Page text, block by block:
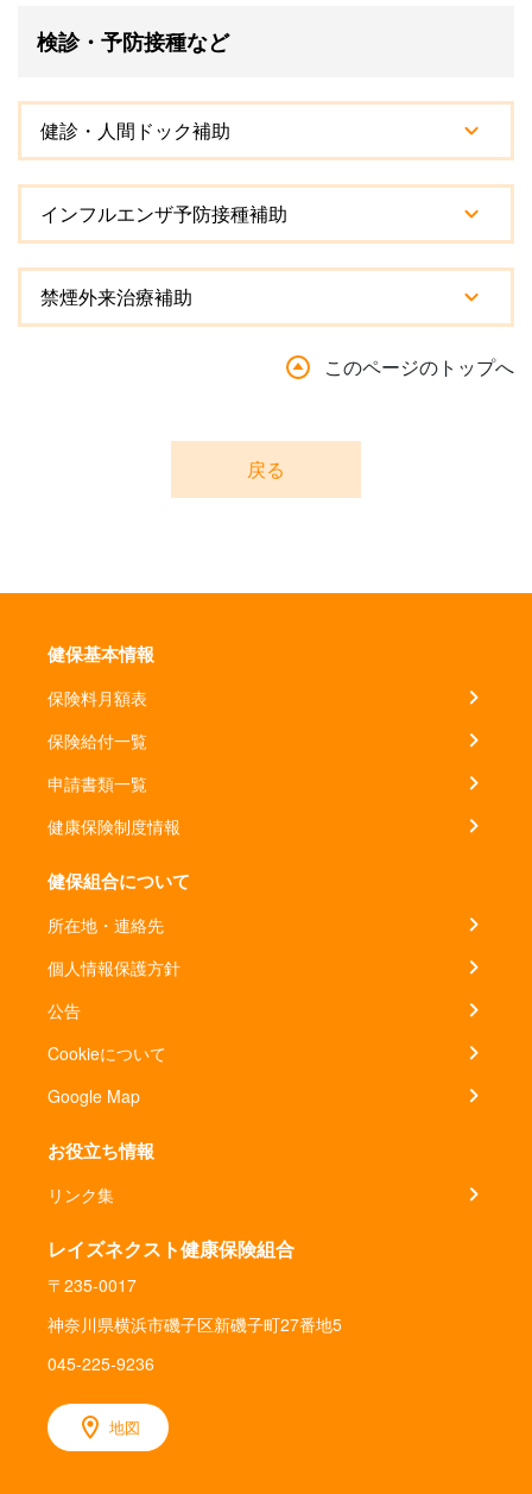
検診・予防接種など
健診・人間ドック補助
インフルエンザ予防接種補助
禁煙外来治療補助
このページのトップへ
戻る
健保基本情報
保険料月額表
保険給付一覧
申請書類一覧
健康保険制度情報
健保組合について
所在地・連絡先
個人情報保護方針
公告
Cookieについて
Google Map
お役立ち情報
リンク集
レイズネクスト健康保険組合
〒235-0017
神奈川県横浜市磯子区新磯子町27番地5
045-225-9236
地図